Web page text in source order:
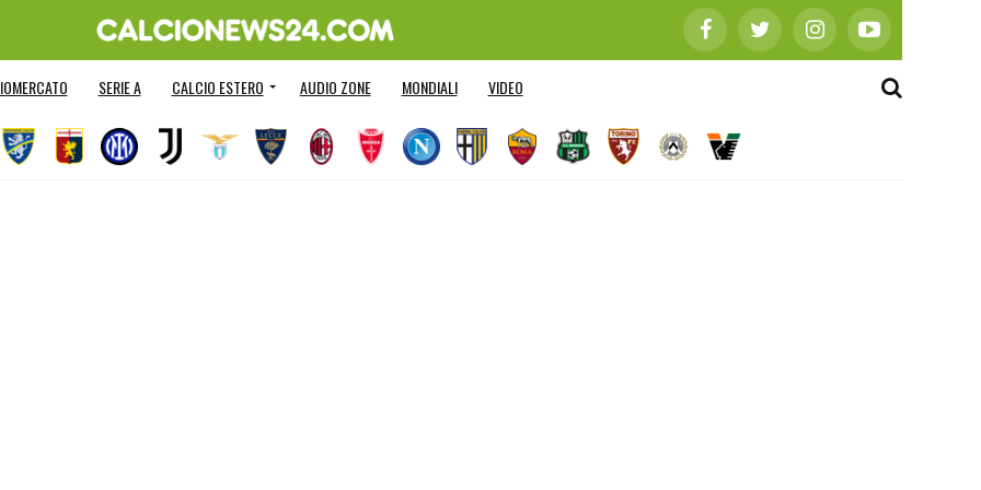
SERIE A CALCIO ESTERO AUDIO ZONE MONDIALI VIDEO